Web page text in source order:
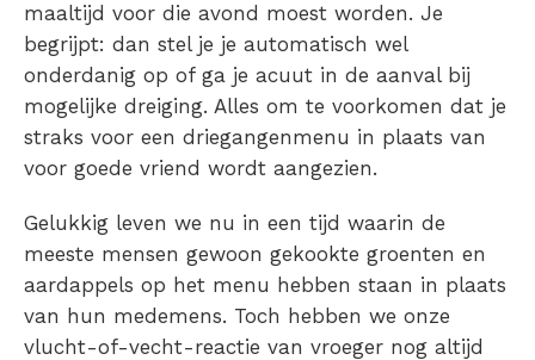
maaltijd voor die avond moest worden. Je
begrijpt: dan stel je je automatisch wel
onderdanig op of ga je acuut in de aanval bij
mogelijke dreiging. Alles om te voorkomen dat je
straks voor een driegangenmenu in plaats van
voor goede vriend wordt aangezien.
Gelukkig leven we nu in een tijd waarin de
meeste mensen gewoon gekookte groenten en
aardappels op het menu hebben staan in plaats
van hun medemens. Toch hebben we onze
vlucht-of-vecht-reactie van vroeger nog altijd